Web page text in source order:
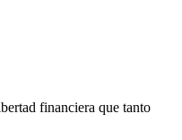
financiera que tanto